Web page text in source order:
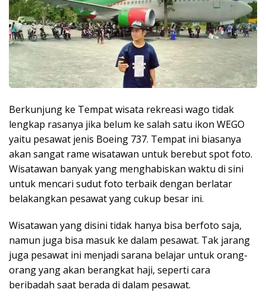
Berkunjung ke Tempat wisata rekreasi wago tidak
lengkap rasanya jika belum ke salah satu ikon WEGO
yaitu pesawat jenis Boeing 737. Tempat ini biasanya
akan sangat rame wisatawan untuk berebut spot foto.
Wisatawan banyak yang menghabiskan waktu di sini
untuk mencari sudut foto terbaik dengan berlatar
belakangkan pesawat yang cukup besar ini.
Wisatawan yang disini tidak hanya bisa berfoto saja,
namun juga bisa masuk ke dalam pesawat. Tak jarang
juga pesawat ini menjadi sarana belajar untuk orang-
orang yang akan berangkat haji, seperti cara
beribadah saat berada di dalam pesawat.